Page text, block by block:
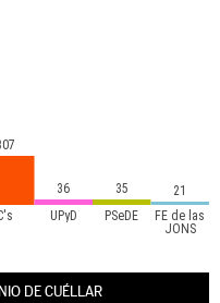
UPyD PSeDE
FE de las
JONS
36 35 21
DE CUÉLLAR